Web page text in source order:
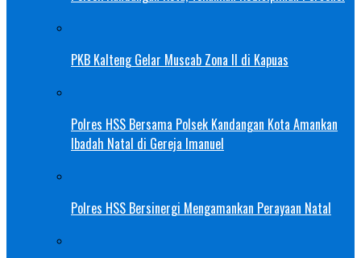
PKB Kalteng Gelar Muscab Zona II di Kapuas
Polres HSS Bersama Polsek Kandangan Kota Amankan
Ibadah Natal di Gereja Imanuel
Polres HSS Bersinergi Mengamankan Perayaan Natal